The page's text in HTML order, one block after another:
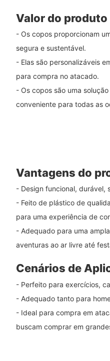
Valor do produto
- Os copos proporcionam
segura e sustentável.
- Elas são personalizáveis
para compra no atacado.
- Os copos são uma
conveniente para todas as
Vantagens do
- Design funcional, durável,
- Feito de plástico de
para uma experiência de
- Adequado para uma
aventuras ao ar livre até
Cenários de
- Perfeito para exercícios,
- Adequado tanto para
- Ideal para compra em
buscam comprar em